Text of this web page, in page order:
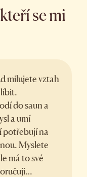
se mi
milujete vztah
líbit.
do saun a
a umí
na
Myslete
má to své